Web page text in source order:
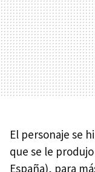
El personaje se
que se le
España), para